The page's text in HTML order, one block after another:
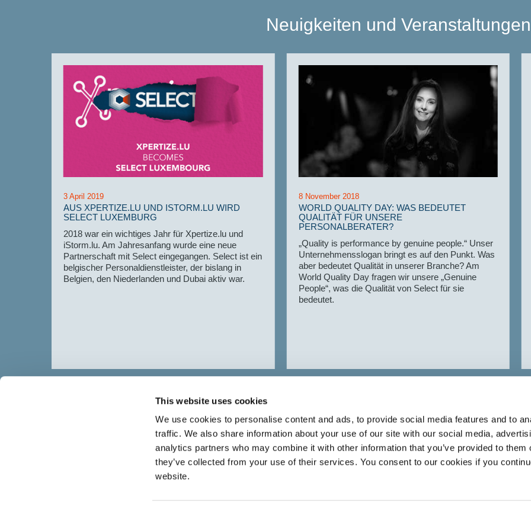
This website uses cookies
We use cookies to personalise content and ads, to provide social media features and to
traffic. We also share information about your use of our site with our social media,
analytics partners who may combine it with other information that you’ve provided to them
they’ve collected from your use of their services. You consent to our cookies if you
website.
Neuigkeiten und Veranstaltungen
3 April 2019
AUS XPERTIZE.LU UND ISTORM.LU WIRD
SELECT LUXEMBURG
2018 war ein wichtiges Jahr für Xpertize.lu und
iStorm.lu. Am Jahresanfang wurde eine neue
Partnerschaft mit Select eingegangen. Select ist ein
belgischer Personaldienstleister, der bislang in
Belgien, den Niederlanden und Dubai aktiv war.
8 November 2018
WORLD QUALITY DAY: WAS BEDEUTET
QUALITÄT FÜR UNSERE
PERSONALBERATER?
„Quality is performance by genuine people.“ Unser
Unternehmensslogan bringt es auf den Punkt. Was
aber bedeutet Qualität in unserer Branche? Am
World Quality Day fragen wir unsere „Genuine
People“, was die Qualität von Select für sie
bedeutet.
Select führt Talente und Arbeitgeber zusammen. Neben dem
Anwerben von Talenten bieten wir ein komplettes Paket an HR-
ÜBER SELECT